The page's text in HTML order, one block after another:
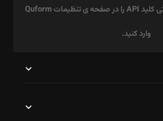
برای استفاده از ریکپچا بایستی کلید API را در صفحه ی تنظیمات Quform
وارد کنید.